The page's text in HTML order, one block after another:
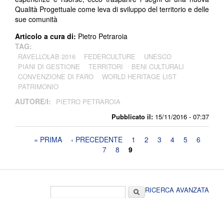
Pubblicato il: 15/11/2016 - 07:37
Qualità Progettuale come leva di sviluppo del territorio e delle
sue comunità
Articolo a cura di: Pietro Petraroia
TAG:
RAVELLOLAB 2016 FEDERCULTURE
UNESCO
PIANI DI GESTIONE
TERRITORI
BENI CULTURALI
CONVENZIONE DI FARO
WORLD HERITAGE LIST
PATRIMONIO
AUTORE/I: PIETRO PETRAROIA
Pagine« PRIMA ‹ PRECEDENTE 1 2 3 4 5
6
7
8 9
CercaRICERCA AVANZATA